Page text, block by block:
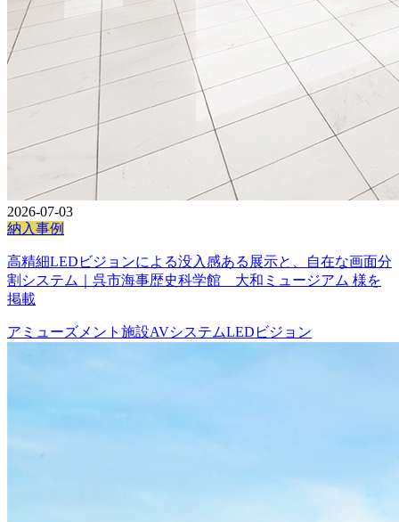
2026-07-03
納入事例
高精細LEDビジョンによる没入感ある展示と、自在な画面分
割システム｜呉市海事歴史科学館 大和ミュージアム 様を
掲載
アミューズメント施設AVシステムLEDビジョン